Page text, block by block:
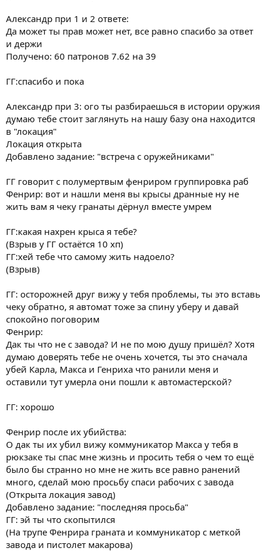
Александр при 1 и 2 ответе:
Да может ты прав может нет, все равно спасибо за ответ
и держи
Получено: 60 патронов 7.62 на 39
ГГ:спасибо и пока
Александр при 3: ого ты разбираешься в истории оружия
думаю тебе стоит заглянуть на нашу базу она находится
в "локация"
Локация открыта
Добавлено задание: "встреча с оружейниками"
ГГ говорит с полумертвым фенриром группировка раб
Фенрир: вот и нашли меня вы крысы дранные ну не
жить вам я чеку гранаты дёрнул вместе умрем
ГГ:какая нахрен крыса я тебе?
(Взрыв у ГГ остаётся 10 хп)
ГГ:хей тебе что самому жить надоело?
(Взрыв)
ГГ: осторожней друг вижу у тебя проблемы, ты это вставь
чеку обратно, я автомат тоже за спину уберу и давай
спокойно поговорим
Фенрир:
Дак ты что не с завода? И не по мою душу пришёл? Хотя
думаю доверять тебе не очень хочется, ты это сначала
убей Карла, Макса и Генриха что ранили меня и
оставили тут умерла они пошли к автомастерской?
ГГ: хорошо
Фенрир после их убийства:
О дак ты их убил вижу коммуникатор Макса у тебя в
рюкзаке ты спас мне жизнь и просить тебя о чем то ещё
было бы странно но мне не жить все равно ранений
много, сделай мою просьбу спаси рабочих с завода
(Открыта локация завод)
Добавлено задание: "последняя просьба"
ГГ: эй ты что скопытился
(На трупе Фенрира граната и коммуникатор с меткой
завода и пистолет макарова)